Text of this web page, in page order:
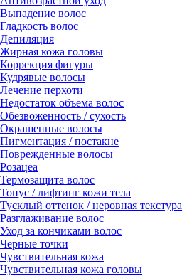
Выпадение волос
Гладкость волос
Депиляция
Жирная кожа головы
Коррекция фигуры
Кудрявые волосы
Лечение перхоти
Недостаток объема волос
Обезвоженность / сухость
Окрашенные волосы
Пигментация / постакне
Поврежденные волосы
Розацеа
Термозащита волос
Тонус / лифтинг кожи тела
Тусклый оттенок / неровная текстура
Разглаживание волос
Уход за кончиками волос
Черные точки
Чувствительная кожа
Чувствительная кожа головы